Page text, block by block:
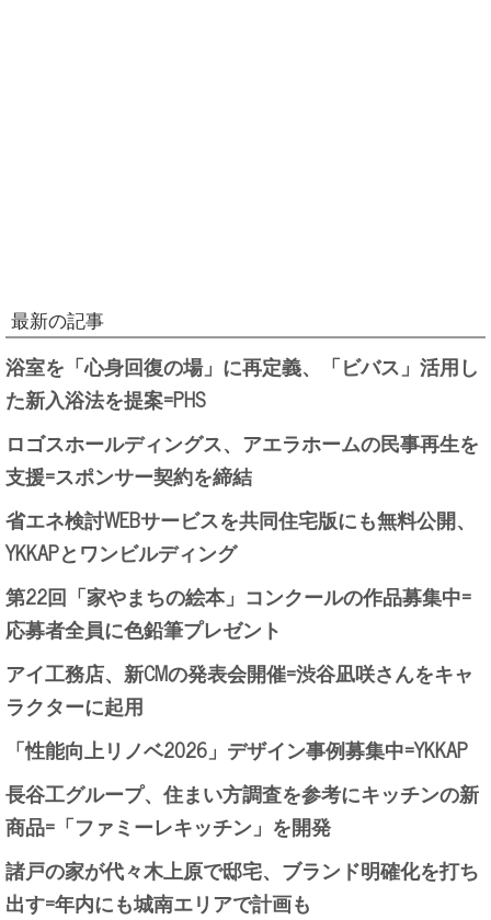
最新の記事
浴室を「心身回復の場」に再定義、「ビバス」活用し
た新入浴法を提案=PHS
ロゴスホールディングス、アエラホームの民事再生を
支援=スポンサー契約を締結
省エネ検討WEBサービスを共同住宅版にも無料公開、
YKKAPとワンビルディング
第22回「家やまちの絵本」コンクールの作品募集中=
応募者全員に色鉛筆プレゼント
アイ工務店、新CMの発表会開催=渋谷凪咲さんをキャ
ラクターに起用
「性能向上リノベ2026」デザイン事例募集中=YKKAP
長谷工グループ、住まい方調査を参考にキッチンの新
商品=「ファミーレキッチン」を開発
諸戸の家が代々木上原で邸宅、ブランド明確化を打ち
出す=年内にも城南エリアで計画も